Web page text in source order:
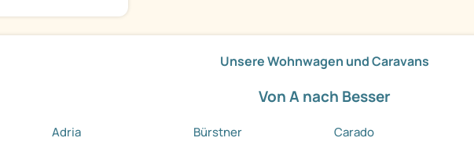
Unsere Wohnwagen und Caravans
Von A nach Besser
Adria Bürstner Carado